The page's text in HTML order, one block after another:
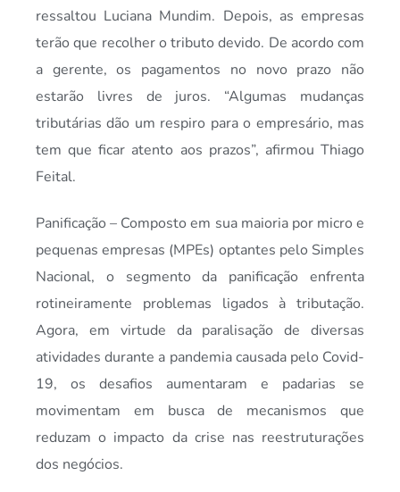
ressaltou Luciana Mundim. Depois, as empresas
terão que recolher o tributo devido. De acordo com
a gerente, os pagamentos no novo prazo não
estarão livres de juros. “Algumas mudanças
tributárias dão um respiro para o empresário, mas
tem que ficar atento aos prazos”, afirmou Thiago
Feital.
Panificação – Composto em sua maioria por micro e
pequenas empresas (MPEs) optantes pelo Simples
Nacional, o segmento da panificação enfrenta
rotineiramente problemas ligados à tributação.
Agora, em virtude da paralisação de diversas
atividades durante a pandemia causada pelo Covid-
19, os desafios aumentaram e padarias se
movimentam em busca de mecanismos que
reduzam o impacto da crise nas reestruturações
dos negócios.